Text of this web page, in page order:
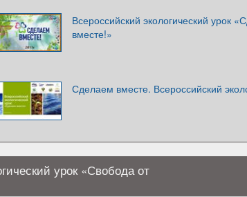
Всероссийский экологический урок
вместе!»
Сделаем вместе. Всероссийский
урок «Свобода от